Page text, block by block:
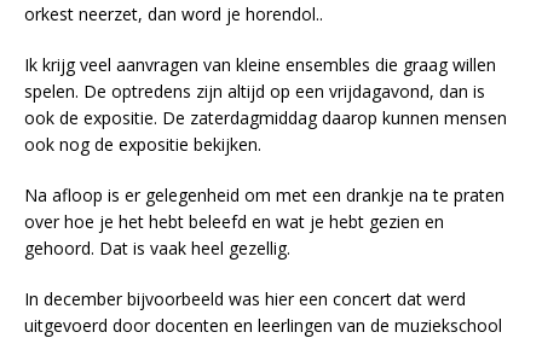
orkest neerzet, dan word je horendol..
Ik krijg veel aanvragen van kleine ensembles die graag willen
spelen. De optredens zijn altijd op een vrijdagavond, dan is
ook de expositie. De zaterdagmiddag daarop kunnen mensen
ook nog de expositie bekijken.
Na afloop is er gelegenheid om met een drankje na te praten
over hoe je het hebt beleefd en wat je hebt gezien en
gehoord. Dat is vaak heel gezellig.
In december bijvoorbeeld was hier een concert dat werd
uitgevoerd door docenten en leerlingen van de muziekschool